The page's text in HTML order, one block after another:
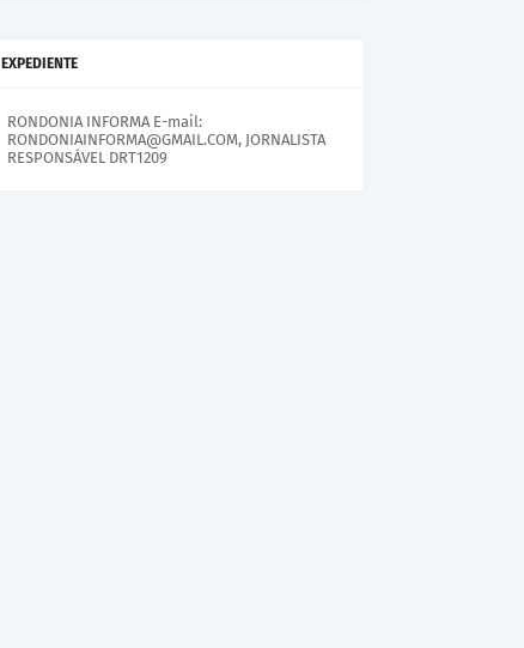
EXPEDIENTE
RONDONIA INFORMA E-mail:
RONDONIAINFORMA@GMAIL.COM, JORNALISTA
RESPONSÁVEL DRT1209